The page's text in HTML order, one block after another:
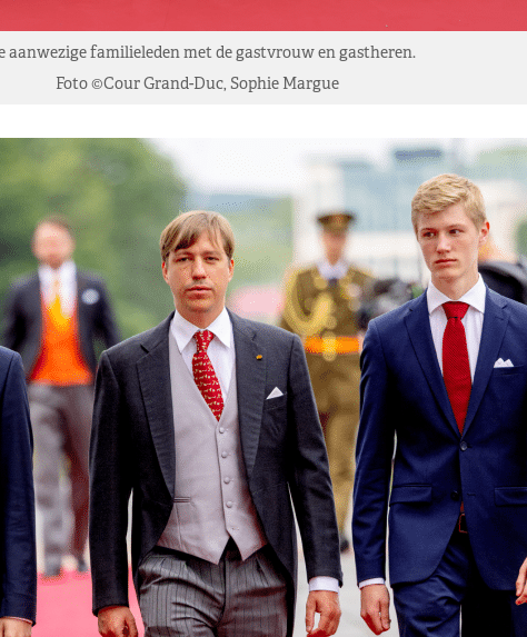
aanwezige familieleden met de gastvrouw en gastheren.
Foto ©Cour Grand-Duc, Sophie Margue